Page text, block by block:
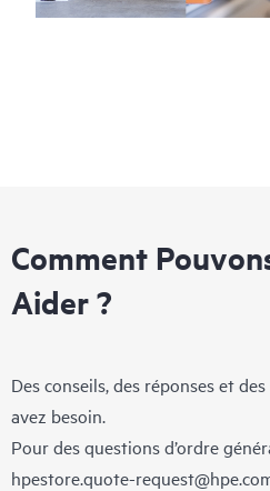
Comment
Aider ?
Des conseils, des réponses et
avez besoin.
Pour des questions d’ordre
hpestore.quote-